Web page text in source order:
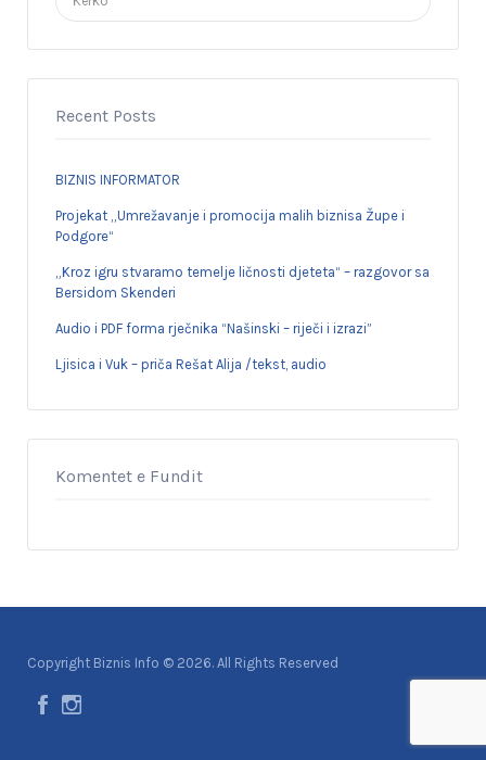
for:
Recent Posts
BIZNIS INFORMATOR
Projekat „Umrežavanje i promocija malih biznisa Župe i
Podgore“
„Kroz igru stvaramo temelje ličnosti djeteta“ – razgovor sa
Bersidom Skenderi
Audio i PDF forma rječnika “Našinski – riječi i izrazi”
Ljisica i Vuk – priča Rešat Alija /tekst, audio
Komentet e Fundit
Copyright Biznis Info © 2026. All Rights Reserved